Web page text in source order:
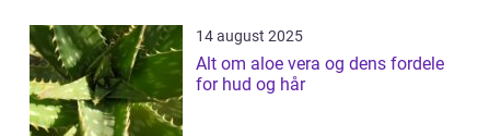
14 august 2025
Alt om aloe vera og dens fordele
for hud og hår